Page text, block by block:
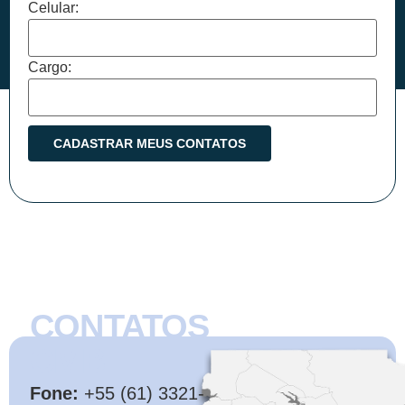
Celular:
Cargo:
CONTATOS
Fone: +55 (61) 3321-